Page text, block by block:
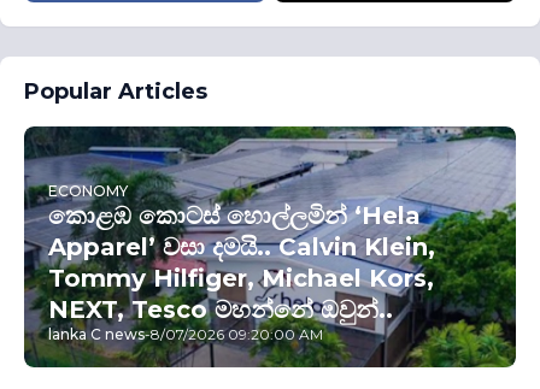
Popular Articles
ECONOMY
කොළඹ කොටස් හොල්ලමින් ‘Hela
Apparel’ වසා දමයි.. Calvin Klein,
Tommy Hilfiger, Michael Kors,
NEXT, Tesco මහන්නේ ඔවුන්..
lanka C news-8/07/2026 09:20:00 AM